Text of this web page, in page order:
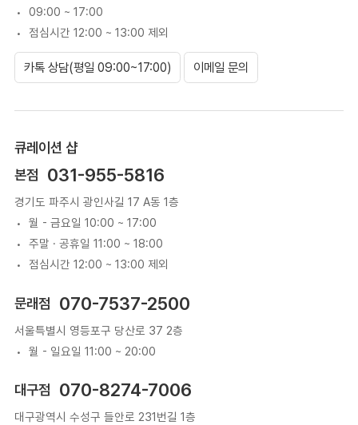
09:00 ~ 17:00
점심시간 12:00 ~ 13:00 제외
카톡 상담(평일 09:00~17:00) 이메일 문의
큐레이션 샵
본점
031-955-5816
경기도 파주시 광인사길 17 A동 1층
월 - 금요일 10:00 ~ 17:00
주말 · 공휴일 11:00 ~ 18:00
점심시간 12:00 ~ 13:00 제외
문래점 070-7537-2500
서울특별시 영등포구 당산로 37 2층
월 - 일요일 11:00 ~ 20:00
대구점 070-8274-7006
대구광역시 수성구 들안로 231번길 1층